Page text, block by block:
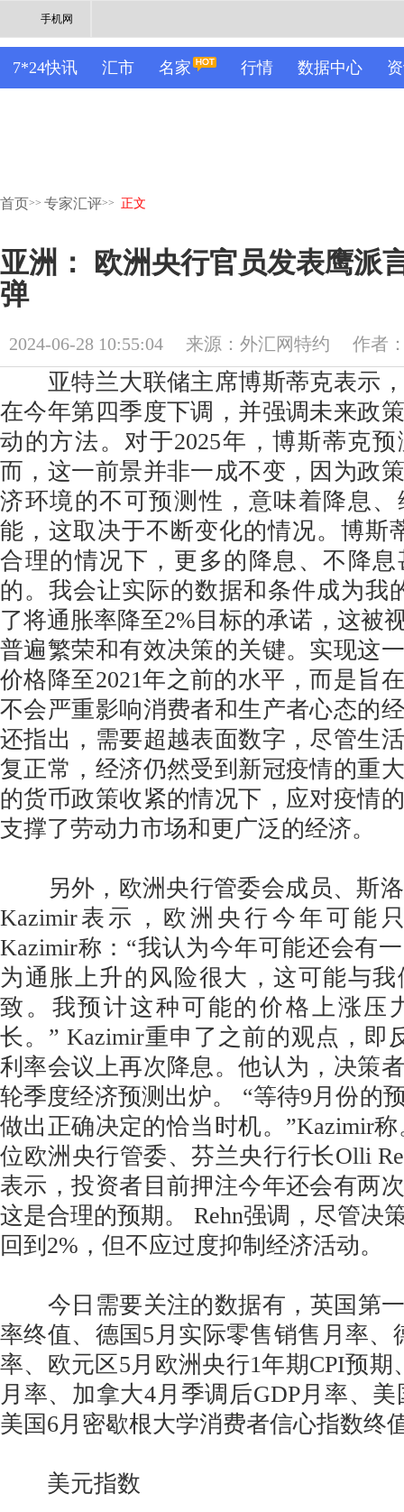
手机网
7*24快讯 汇市 名家 行情 数据中心
首页>> 专家汇评>> 正文
亚洲： 欧洲央行官员发表鹰派
弹
2024-06-28 10:55:04 来源：外汇网特约 作者
亚特兰大联储主席博斯蒂克表示，
在今年第四季度下调，并强调未来政
动的方法。对于2025年，博斯蒂克
而，这一前景并非一成不变，因为政
济环境的不可预测性，意味着降息
能，这取决于不断变化的情况。博斯
合理的情况下，更多的降息、不降
的。我会让实际的数据和条件成为我
了将通胀率降至2%目标的承诺，这被
普遍繁荣和有效决策的关键。实现这
价格降至2021年之前的水平，而是旨
不会严重影响消费者和生产者心态的
还指出，需要超越表面数字，尽管生
复正常，经济仍然受到新冠疫情的重
的货币政策收紧的情况下，应对疫情
支撑了劳动力市场和更广泛的经济。
另外，欧洲央行管委会成员、斯洛
Kazimir表示，欧洲央行今年可能
Kazimir称：“我认为今年可能还会有
为通胀上升的风险很大，这可能与
致。我预计这种可能的价格上涨压
长。” Kazimir重申了之前的观点，即
利率会议上再次降息。他认为，决策
轮季度经济预测出炉。 “等待9月份的
做出正确决定的恰当时机。”Kazimir
位欧洲央行管委、芬兰央行行长Olli
表示，投资者目前押注今年还会有两
这是合理的预期。 Rehn强调，尽管决
回到2%，但不应过度抑制经济活动。
今日需要关注的数据有，英国第一
率终值、德国5月实际零售销售月率、
率、欧元区5月欧洲央行1年期CPI预期
月率、加拿大4月季调后GDP月率、
美国6月密歇根大学消费者信心指数终
美元指数